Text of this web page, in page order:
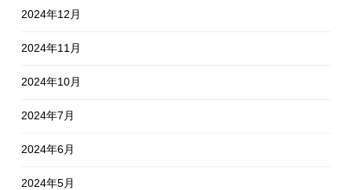
2024年12月
2024年11月
2024年10月
2024年7月
2024年6月
2024年5月